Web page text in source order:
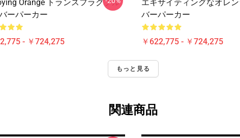
Orange トランスフラグプル
ーパーカー
- ￥724,275
エキサイティングなオレ
バーパーカー
￥622,775 - ￥724,275
もっと見る
関連商品